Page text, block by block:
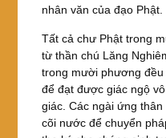
nhân văn của đạo Phật.
Tất cả chư Phật trong
từ thần chú Lăng
trong mười phương
để đạt được giác ngộ
giác. Các ngài ứng
cõi nước để chuyển